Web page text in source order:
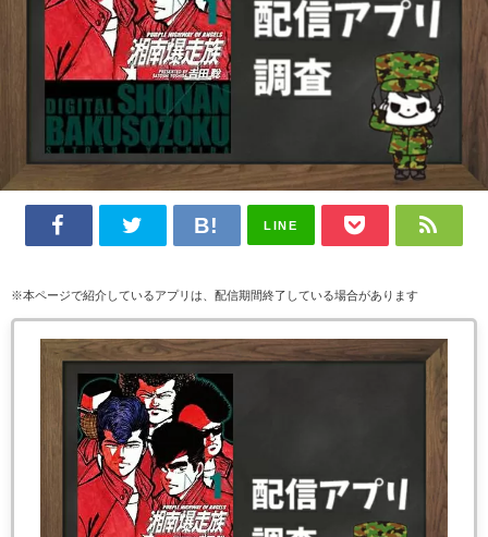
LINE
※本ページで紹介しているアプリは、配信期間終了している場合があります